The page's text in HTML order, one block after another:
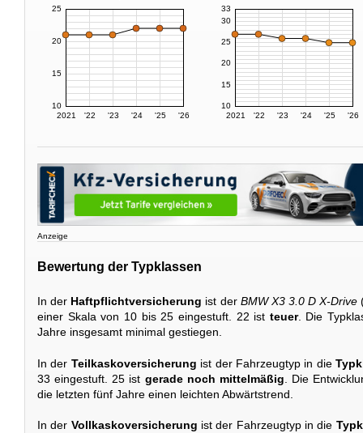
2021 '22 '23 '24 '25 '26
10
15
20
25
2021 '22 '23 '24 '25 '26
10
15
20
25
30
33
Anzeige
Bewertung der Typklassen
In der Haftpflichtversicherung ist der BMW X3 3.0 D X-Drive
einer Skala von 10 bis 25 eingestuft. 22 ist teuer. Die
Jahre insgesamt minimal gestiegen.
In der Teilkaskoversicherung ist der Fahrzeugtyp in die
33 eingestuft. 25 ist gerade noch mittelmäßig . Die
die letzten fünf Jahre einen leichten Abwärtstrend.
In der Vollkaskoversicherung ist der Fahrzeugtyp in die